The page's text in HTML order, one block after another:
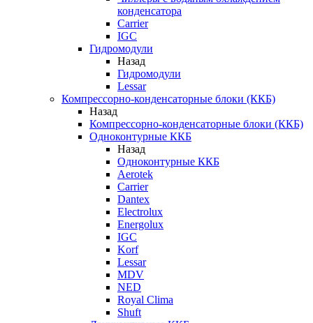
конденсатора
Carrier
IGC
Гидромодули
Назад
Гидромодули
Lessar
Компрессорно-конденсаторные блоки (ККБ)
Назад
Компрессорно-конденсаторные блоки (ККБ)
Одноконтурные ККБ
Назад
Одноконтурные ККБ
Aerotek
Carrier
Dantex
Electrolux
Energolux
IGC
Korf
Lessar
MDV
NED
Royal Clima
Shuft